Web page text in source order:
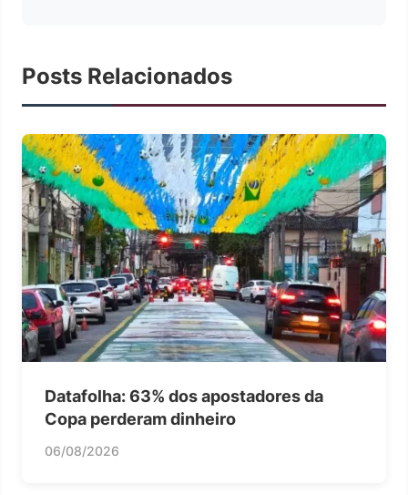
Posts Relacionados
Datafolha: 63% dos apostadores da
Copa perderam dinheiro
06/08/2026